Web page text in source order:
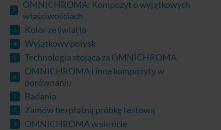
OMNICHROMA: Kompozyt o wyjątkowych
właściwościach
Kolor ze światła
Wyjątkowy połysk
Technologia stojąca za OMNICHROMA
OMNICHROMA i inne kompozyty w
porównaniu
Badania
Zamów bezpłatną próbkę testową
OMNICHROMA w skrócie